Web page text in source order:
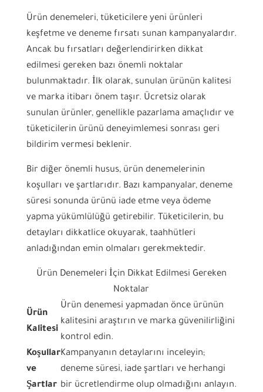
Ürün denemeleri, tüketicilere yeni ürünleri
keşfetme ve deneme fırsatı sunan kampanyalardır.
Ancak bu fırsatları değerlendirirken dikkat
edilmesi gereken bazı önemli noktalar
bulunmaktadır. İlk olarak, sunulan ürünün kalitesi
ve marka itibarı önem taşır. Ücretsiz olarak
sunulan ürünler, genellikle pazarlama amaçlıdır ve
tüketicilerin ürünü deneyimlemesi sonrası geri
bildirim vermesi beklenir.
Bir diğer önemli husus, ürün denemelerinin
koşulları ve şartlarıdır. Bazı kampanyalar, deneme
süresi sonunda ürünü iade etme veya ödeme
yapma yükümlülüğü getirebilir. Tüketicilerin, bu
detayları dikkatlice okuyarak, taahhütleri
anladığından emin olmaları gerekmektedir.
Ürün Denemeleri İçin Dikkat Edilmesi Gereken
Noktalar
Ürün
Kalitesi
Ürün denemesi yapmadan önce ürünün
kalitesini araştırın ve marka güvenilirliğini
kontrol edin.
Koşullar
ve
Şartlar
Kampanyanın detaylarını inceleyin;
deneme süresi, iade şartları ve herhangi
bir ücretlendirme olup olmadığını anlayın.